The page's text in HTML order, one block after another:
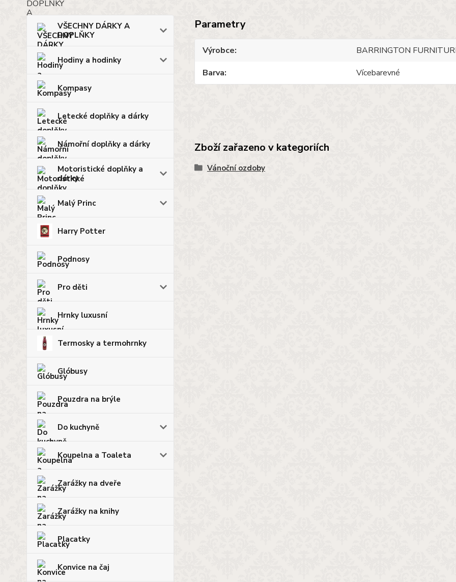
VŠECHNY DÁRKY A
DOPLŇKY
Hodiny a hodinky
Kompasy
Letecké doplňky a dárky
Námořní doplňky a dárky
Motoristické doplňky a
dárky
Malý Princ
Harry Potter
Podnosy
Pro děti
Hrnky luxusní
Termosky a termohrnky
Glóbusy
Pouzdra na brýle
Do kuchyně
Koupelna a Toaleta
Zarážky na dveře
Zarážky na knihy
Placatky
Konvice na čaj
Parametry
Výrobce
BARRINGTON
Barva
Vícebarevné
Zboží zařazeno v kategoriích
Vánoční ozdoby